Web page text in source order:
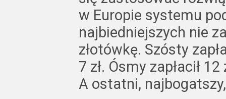
w Europie systemu
najbiedniejszych nie
złotówkę. Szósty
7 zł. Ósmy zapłacił
A ostatni, najbogatszy,